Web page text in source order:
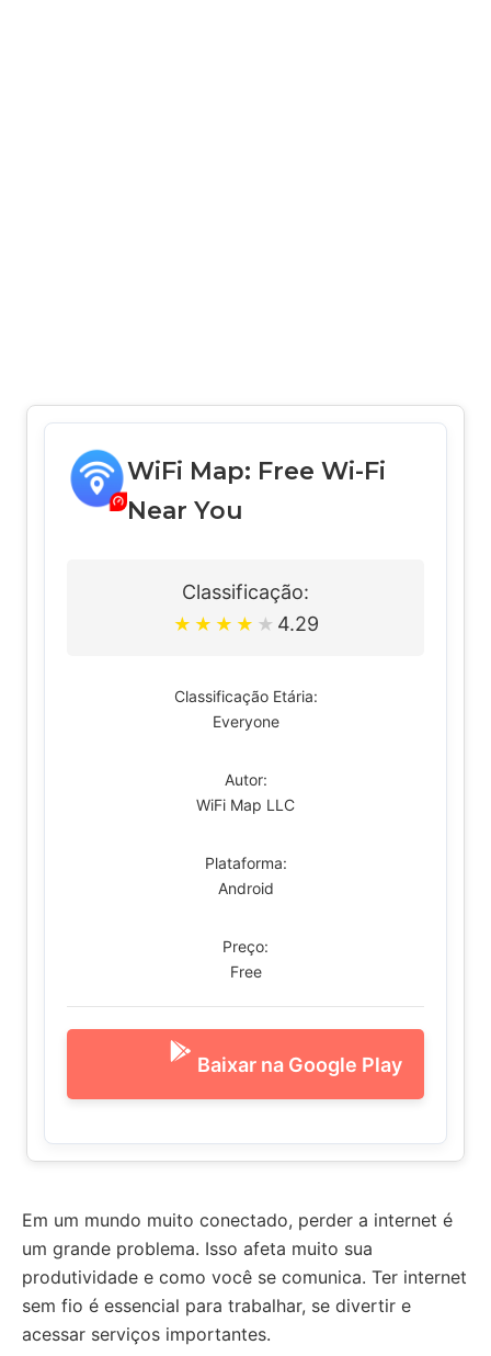
WiFi Map: Free Wi-Fi
Near You
Classificação:
★ ★ ★ ★ ★ 4.29
Classificação Etária:
Everyone
Autor:
WiFi Map LLC
Plataforma:
Android
Preço:
Free
Baixar na Google Play
Em um mundo muito conectado, perder a internet é
um grande problema. Isso afeta muito sua
produtividade e como você se comunica. Ter internet
sem fio é essencial para trabalhar, se divertir e
acessar serviços importantes.